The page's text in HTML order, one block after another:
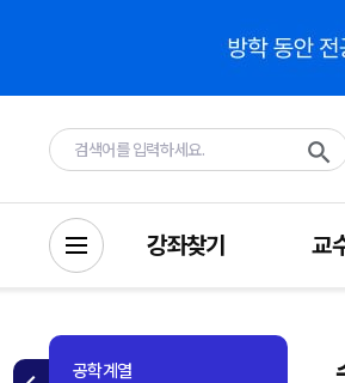
강좌찾기 교
공학계열